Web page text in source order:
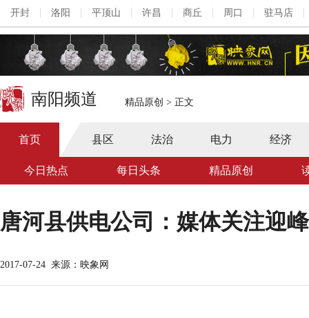
开封 洛阳 平顶山 许昌 商丘 周口 驻马店
南阳频道 精品原创 > 正文
首页 县区 法治 电力 经济
今日热点 每日头条 精品原创
唐河县供电公司：媒体关注迎
2017-07-24 来源：映象网